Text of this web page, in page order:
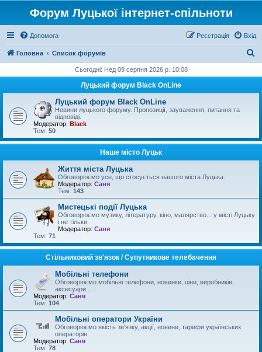
Форум Луцької інтернет-спільноти
Допомога Вхід
Реєстрація
Головна Список форумів
у
Сьогодні: Нед 09 серпня 2026 р. 10:08
Луцький форум Black OnLine
Луцький форум Black OnLine
Новини луцького форуму. Пропозиції, зауваження, питання та
відповіді.
Модератор: Black
Тем: 50
Наше місто Луцьк
Життя міста Луцька
Обговорюємо усе, що стосується нашого міста Луцька.
Модератор: Саня
Тем: 143
Мистецькі події Луцька
Обговорюємо музику, літературу, кіно, малярство... у місті Луцьку
і не тільки.
Модератор: Саня
Тем: 71
Стільниковий зв'язок / Супутникове телебачення
Мобільні телефони
Обговорюємо мобільні телефони, новинки, ціни, виробників,
аксесуари...
Модератор: Саня
Тем: 104
Мобільні оператори України
Обговорюємо якість зв'язку, акції, новини, тарифи українських
операторів.
Модератор: Саня
Тем: 78